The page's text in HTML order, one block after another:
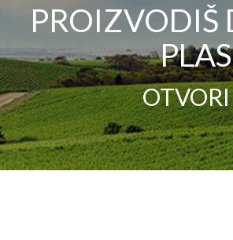
PROIZVODIŠ